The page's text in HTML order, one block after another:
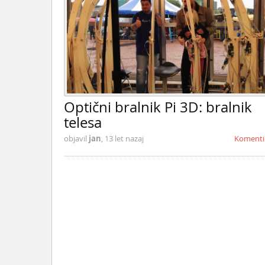
Optični bralnik Pi 3D: bralnik
telesa
objavil jan, 13 let nazaj